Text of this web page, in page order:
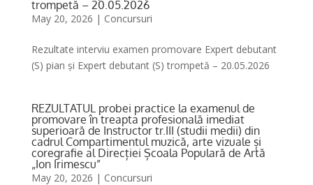
trompetă – 20.05.2026
May 20, 2026 | Concursuri
Rezultate interviu examen promovare Expert debutant
(S) pian și Expert debutant (S) trompetă – 20.05.2026
REZULTATUL probei practice la examenul de
promovare în treapta profesională imediat
superioară de Instructor tr.III (studii medii) din
cadrul Compartimentul muzică, arte vizuale și
coregrafie al Direcției Școala Populară de Artă
„Ion Irimescu”
May 20, 2026 | Concursuri